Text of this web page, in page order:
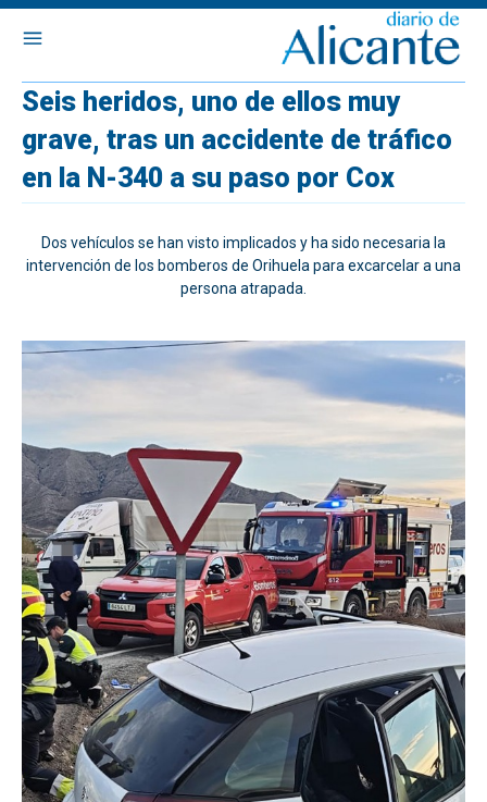
Seis heridos, uno de ellos muy
grave, tras un accidente de tráfico
en la N-340 a su paso por Cox
Dos vehículos se han visto implicados y ha sido necesaria la
intervención de los bomberos de Orihuela para excarcelar a una
persona atrapada.